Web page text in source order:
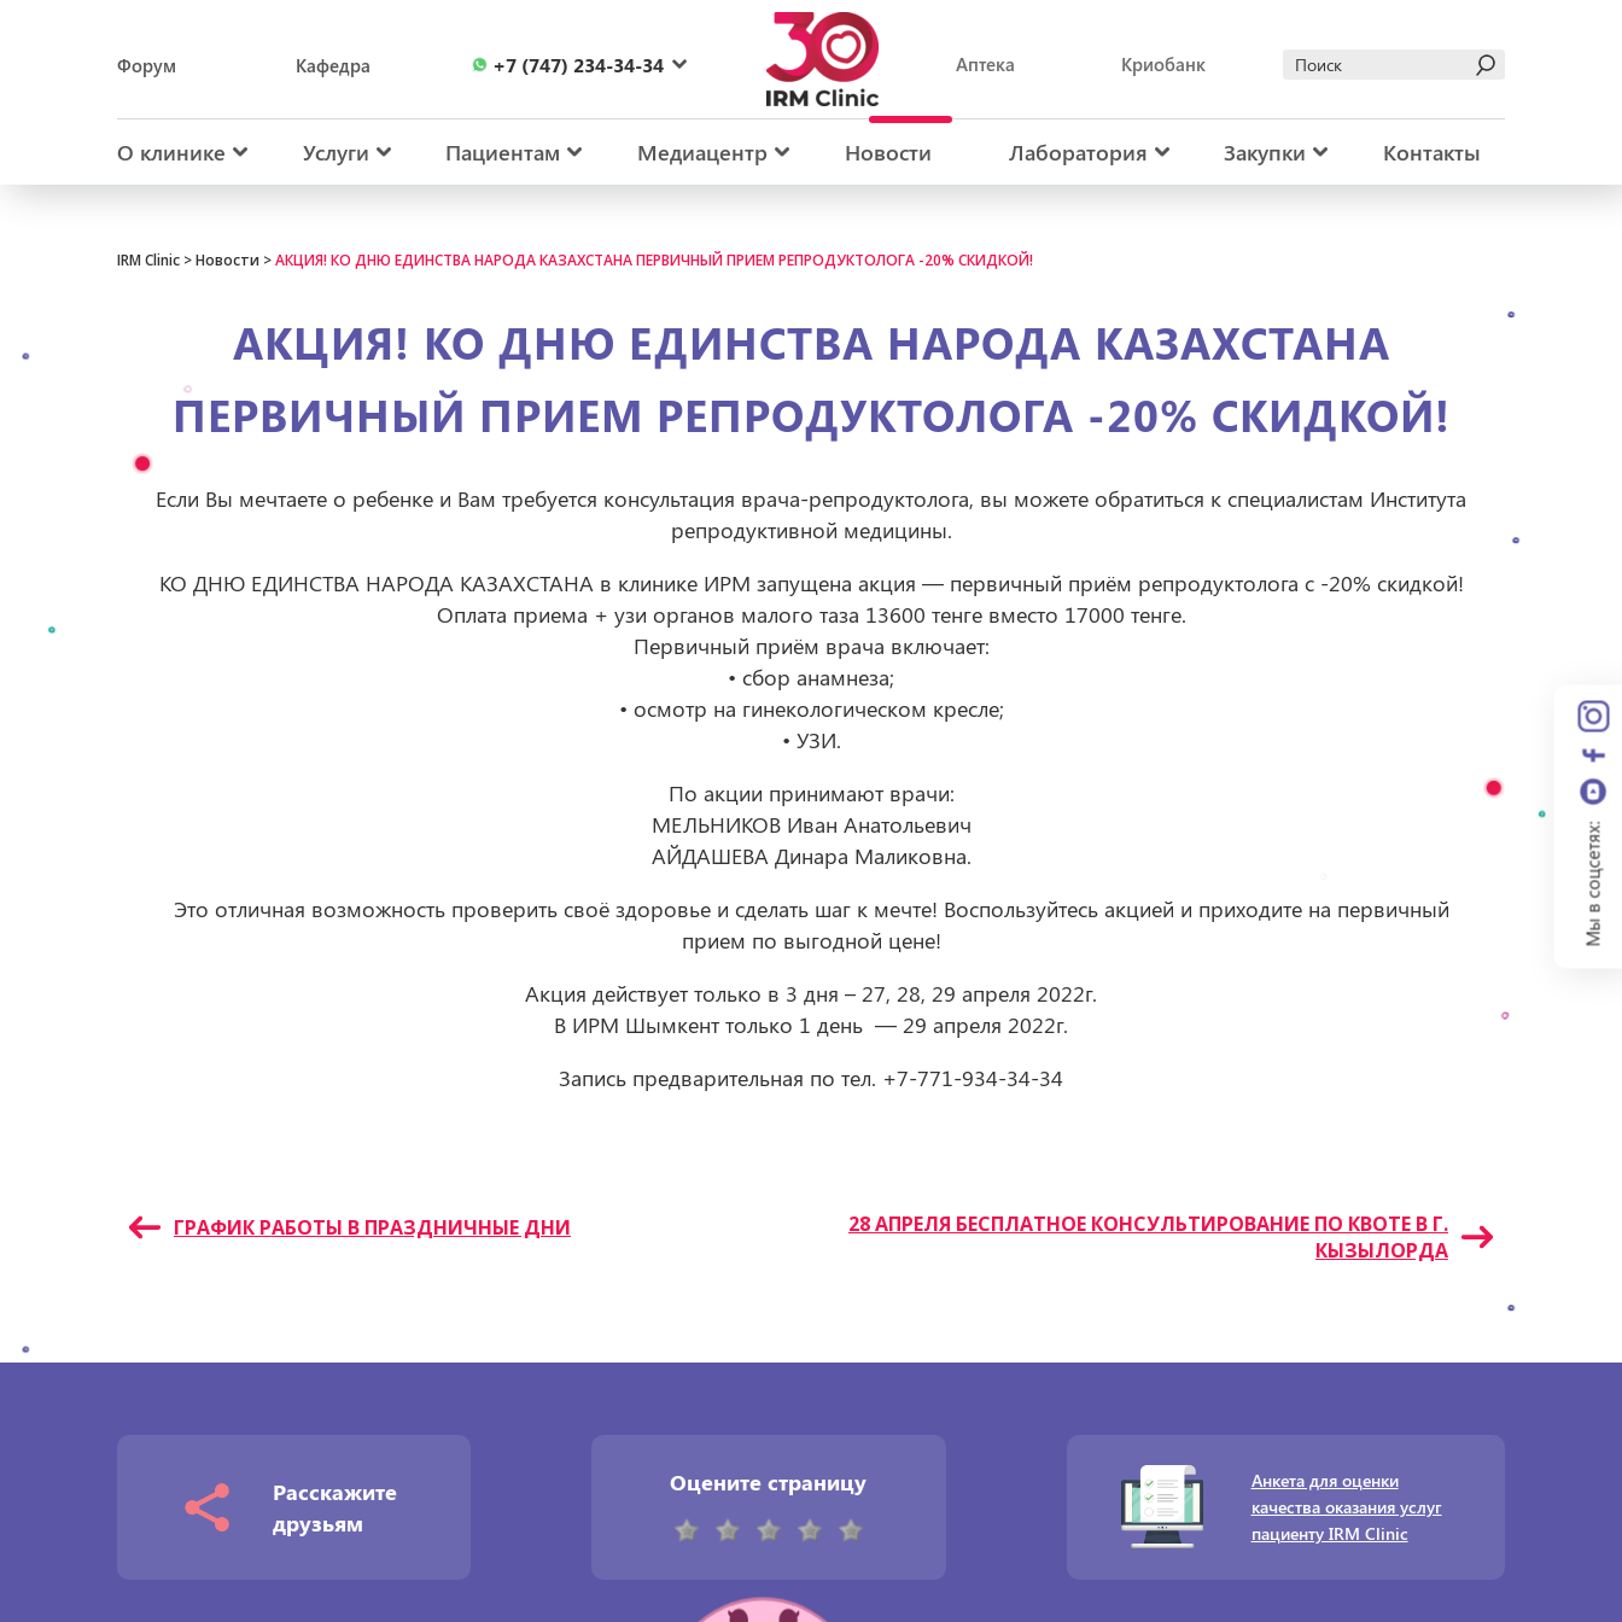
Форум Кафедра
+7 (747) 234-34-34
Аптека Криобанк
О клинике Услуги Пациентам Медиацентр Новости Лаборатория Закупки Контакты
IRM Clinic >Новости >АКЦИЯ! КО ДНЮ ЕДИНСТВА НАРОДА КАЗАХСТАНА ПЕРВИЧНЫЙ ПРИЕМ РЕПРОДУКТОЛОГА -20% СКИДКОЙ!
АКЦИЯ! КО ДНЮ ЕДИНСТВА НАРОДА КАЗАХСТАНА
ПЕРВИЧНЫЙ ПРИЕМ РЕПРОДУКТОЛОГА -20% СКИДКОЙ!
Если Вы мечтаете о ребенке и Вам требуется консультация врача-репродуктолога, вы можете обратиться к специалистам Института
репродуктивной медицины.
КО ДНЮ ЕДИНСТВА НАРОДА КАЗАХСТАНА в клинике ИРМ запущена акция — первичный приём репродуктолога с -20% скидкой!
Оплата приема + узи органов малого таза 13600 тенге вместо 17000 тенге.
Первичный приём врача включает:
• сбор анамнеза;
• осмотр на гинекологическом кресле;
• УЗИ.
По акции принимают врачи:
МЕЛЬНИКОВ Иван Анатольевич
АЙДАШЕВА Динара Маликовна.
Это отличная возможность проверить своё здоровье и сделать шаг к мечте! Воспользуйтесь акцией и приходите на первичный
прием по выгодной цене!
Акция действует только в 3 дня – 27, 28, 29 апреля 2022г.
В ИРМ Шымкент только 1 день — 29 апреля 2022г.
Запись предварительная по тел. +7-771-934-34-34
Навигация
28 АПРЕЛЯ БЕСПЛАТНОЕ КОНСУЛЬТИРОВАНИЕ ПО КВОТЕ В Г.
КЫЗЫЛОРДА
ГРАФИК РАБОТЫ В ПРАЗДНИЧНЫЕ ДНИ
Расскажите
друзьям
Оцените страницу
Анкета для оценки
качества оказания услуг
пациенту IRM Clinic
Мы в соцсетях: